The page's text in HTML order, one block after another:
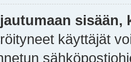
sisään,
käyttäjät